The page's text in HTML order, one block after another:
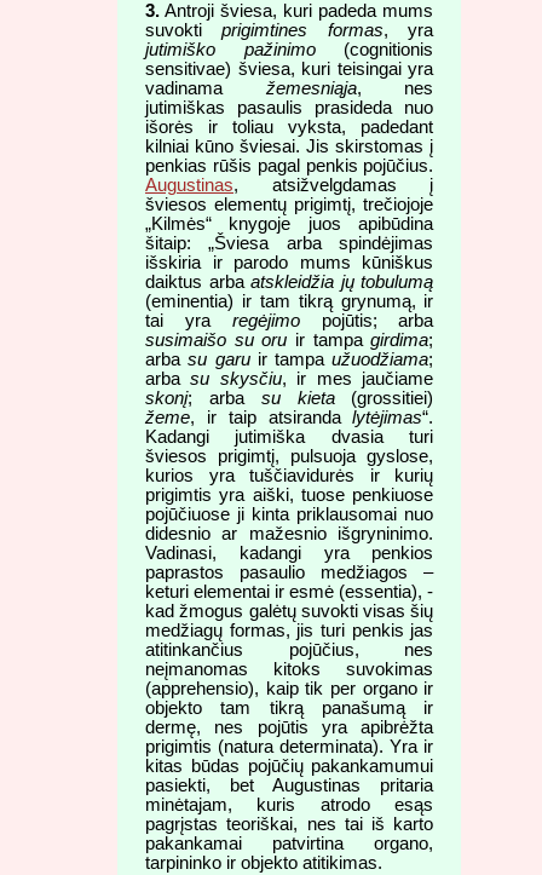
3. Antroji šviesa, kuri padeda mums
suvoktiprigimtines formas, yra
jutimiško pažinimo(cognitionis
sensitivae) šviesa, kuri teisingai yra
vadinama žemesniąja, nes
jutimiškas pasaulis prasideda nuo
išorės ir toliau vyksta, padedant
kilniai kūno šviesai. Jis skirstomas į
penkias rūšis pagal penkis pojūčius.
Augustinas, atsižvelgdamas į
šviesos elementų prigimtį, trečiojoje
„Kilmės“ knygoje juos apibūdina
šitaip: „Šviesa arba spindėjimas
išskiria ir parodo mums kūniškus
daiktus arbaatskleidžia jų tobulumą
(eminentia) ir tam tikrą grynumą, ir
tai yra regėjimopojūtis; arba
susimaišo su oru ir tampagirdima;
arbasu garuir tampaužuodžiama;
arbasu skysčiu, ir mes jaučiame
skonį; arba su kieta(grossitiei)
žeme, ir taip atsirandalytėjimas“.
Kadangi jutimiška dvasia turi
šviesos prigimtį, pulsuoja gyslose,
kurios yra tuščiavidurės ir kurių
prigimtis yra aiški, tuose penkiuose
pojūčiuose ji kinta priklausomai nuo
didesnio ar mažesnio išgryninimo.
Vadinasi, kadangi yra penkios
paprastos pasaulio medžiagos –
keturi elementai ir esmė (essentia), -
kad žmogus galėtų suvokti visas šių
medžiagų formas, jis turi penkis jas
atitinkančius pojūčius, nes
neįmanomas kitoks suvokimas
(apprehensio), kaip tik per organo ir
objekto tam tikrą panašumą ir
dermę, nes pojūtis yra apibrėžta
prigimtis (natura determinata). Yra ir
kitas būdas pojūčių pakankamumui
pasiekti, bet Augustinas pritaria
minėtajam, kuris atrodo esąs
pagrįstas teoriškai, nes tai iš karto
pakankamai patvirtina organo,
tarpininko ir objekto atitikimas.